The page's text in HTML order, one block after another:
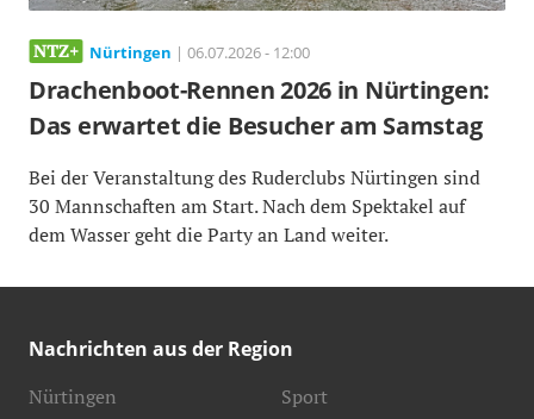
Nürtingen | 06.07.2026 - 12:00
Drachenboot-Rennen 2026 in Nürtingen:
Das erwartet die Besucher am Samstag
Bei der Veranstaltung des Ruderclubs Nürtingen sind
30 Mannschaften am Start. Nach dem Spektakel auf
dem Wasser geht die Party an Land weiter.
Nachrichten aus der Region
Nürtingen
Sport